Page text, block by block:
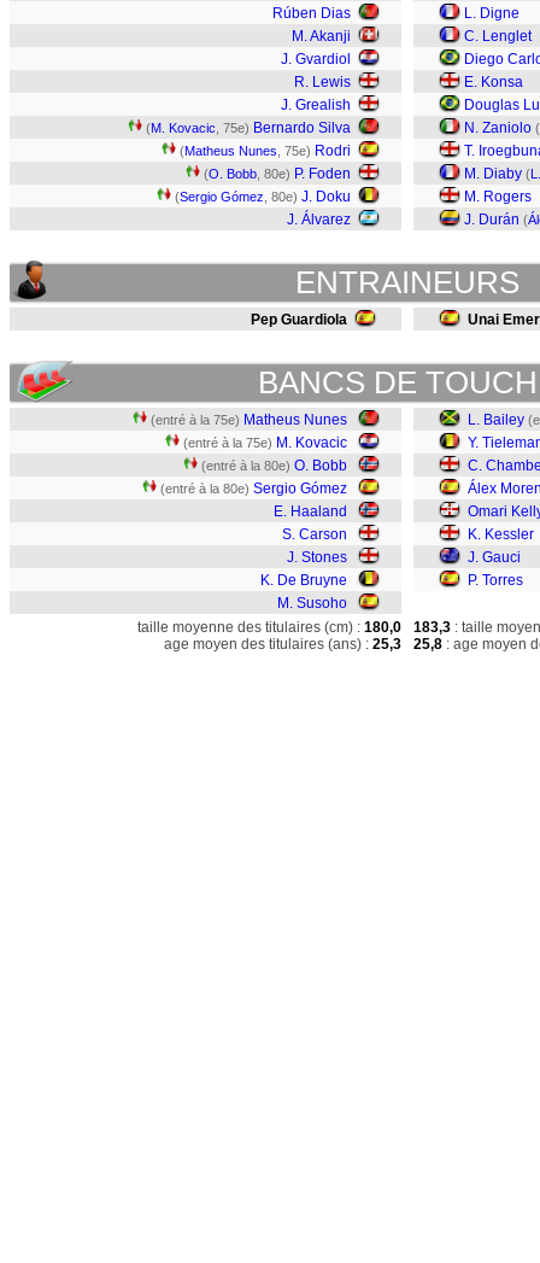
Rúben Dias
M. Akanji
J. Gvardiol
R. Lewis
J. Grealish
(M. Kovacic , 75e) Bernardo Silva
(Matheus Nunes , 75e) Rodri
(O. Bobb , 80e) P. Foden
(Sergio Gómez , 80e) J. Doku
J. Álvarez
L. Digne
C. Lenglet
Diego
E. Konsa
Douglas
N. Zaniolo (
T.
M. Diaby (
M. Rogers
J. Durán (
ENTRAINEURS
Pep Guardiola Unai
BANCS DE
(entré à la 75e) Matheus Nunes
(entré à la 75e) M. Kovacic
(entré à la 80e) O. Bobb
(entré à la 80e) Sergio Gómez
E. Haaland
S. Carson
J. Stones
K. De Bruyne
M. Susoho
L. Bailey
Y.
C.
Álex
Omari
K. Kessler
J. Gauci
P. Torres
taille moyenne des titulaires (cm) : 180,0
age moyen des titulaires (ans) : 25,3
183,3 : taille
25,8 : age moyen